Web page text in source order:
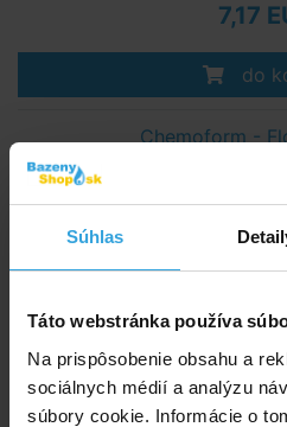
Súhlas
Táto webstránka používa
Na prispôsobenie obsahu a
sociálnych médií a analýzu
súbory cookie. Informácie o
7,17
do
Chemoform -